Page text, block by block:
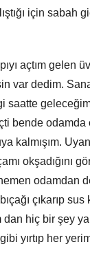
için sabah
açtım gelen
var dedim.
saatte
bende odamda
kalmışım.
okşadığını
odamdan
çıkarıp sus
dan hiç bir şey
yırtıp her